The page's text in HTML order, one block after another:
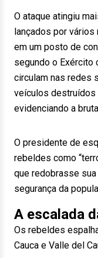
O ataque atingiu
lançados por
em um posto de
segundo o Exército
circulam nas redes
veículos destruídos
evidenciando a
O presidente de
rebeldes como
que redobrasse
segurança da
A escalada
Os rebeldes
Cauca e Valle del